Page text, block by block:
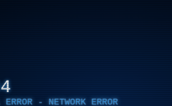
- NETWORK ERROR